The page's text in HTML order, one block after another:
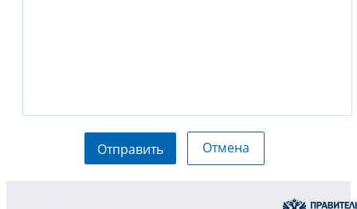
Отправить Отмена